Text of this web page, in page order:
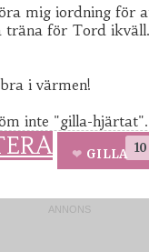
mig iordning för
träna för Tord
i värmen!
inte "gilla-hjärtat".
10
GILLA